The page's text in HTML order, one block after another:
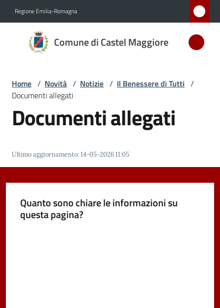
Regione Emilia-Romagna
Comune di Castel Maggiore
Comune
di Castel
D'ARGENTO
AL MERITO
Amministrazione
Novità
Servizi
Home / Novità / Notizie / Il Benessere di Tutti /
Documenti allegati
Documenti allegati
Ultimo aggiornamento:14-05-2026 11:05
Quanto sono chiare le informazioni su
questa pagina?